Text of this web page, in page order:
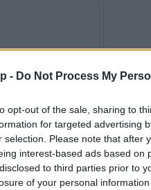
- Do Not Process My
opt-out of the sale, sharing to
for targeted advertising
selection. Please note that after
interest-based ads based
to third parties prior to
of your personal